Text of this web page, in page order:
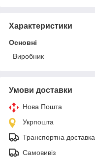
Характеристики
Основні
Виробник
Умови доставки
Нова Пошта
Укрпошта
Транспортна доставка
Самовивіз